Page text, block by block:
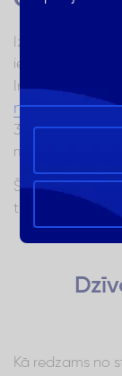
Izvēle starp
ietekmēs dzīves
Interesanti, ka
nekustamā
30% iedzīvotāju
mājām, bet 70%
Šajā rakstā
trūkumus, lai
Kā redzams no